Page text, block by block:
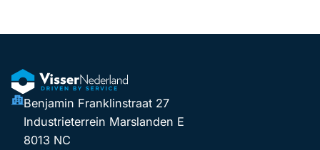
Benjamin Franklinstraat 27
Industrieterrein Marslanden E
8013 NC